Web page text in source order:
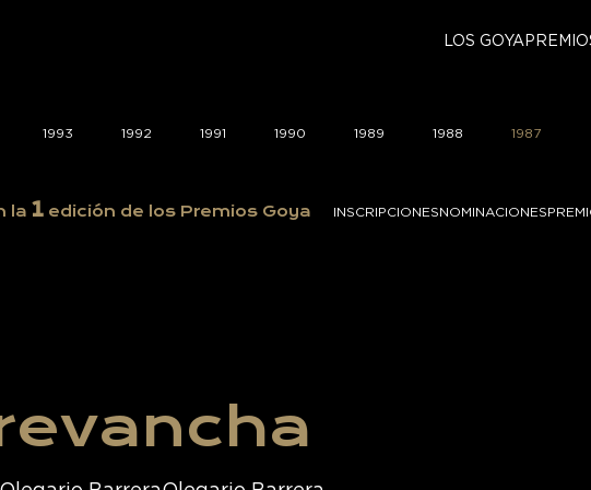
LOS GOYA
1993 1992 1991 1990 1989 1988 1987
la 1 edición de los Premios Goya INSCRIPCIONESNOMINACIONES